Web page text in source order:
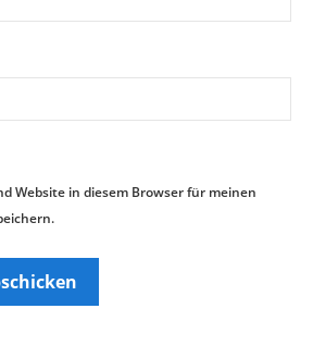
Website in diesem Browser für meinen